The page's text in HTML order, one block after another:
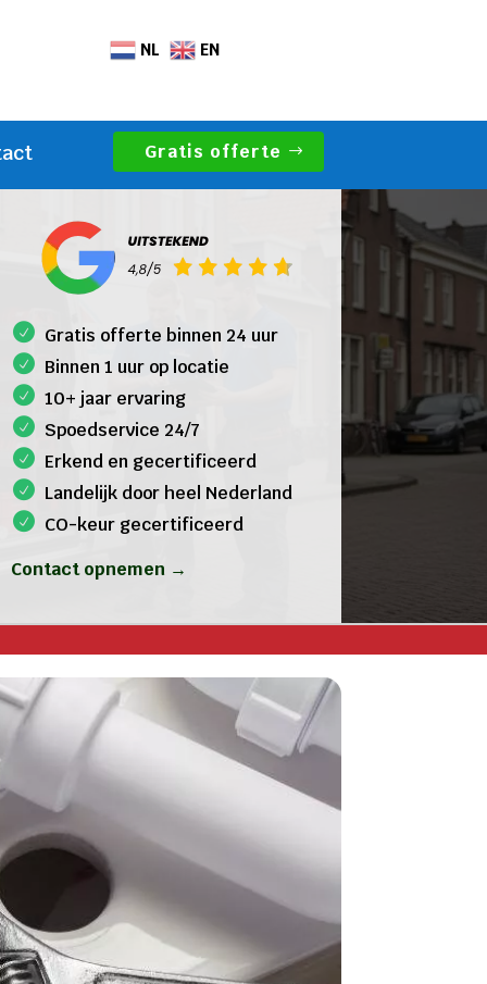
NL EN
Gratis offerte
Gratis offerte binnen 24 uur
Binnen 1 uur op locatie
10+ jaar ervaring
Spoedservice 24/7
Erkend en gecertificeerd
Landelijk door heel Nederland
CO-keur gecertificeerd
Contact opnemen →